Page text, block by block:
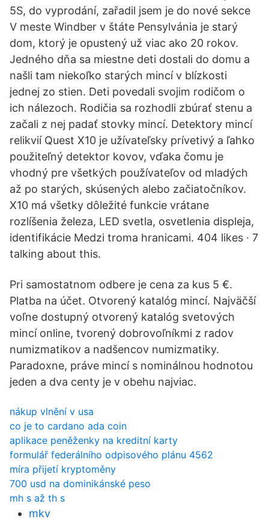
5S, do vyprodání, zařadil jsem je do nové sekce
V meste Windber v štáte Pensylvánia je starý
dom, ktorý je opustený už viac ako 20 rokov.
Jedného dňa sa miestne deti dostali do domu a
našli tam niekoľko starých mincí v blízkosti
jednej zo stien. Deti povedali svojim rodičom o
ich nálezoch. Rodičia sa rozhodli zbúrať stenu a
začali z nej padať stovky mincí. Detektory mincí
relikvií Quest X10 je užívateľsky prívetivý a ľahko
použiteľný detektor kovov, vďaka čomu je
vhodný pre všetkých používateľov od mladých
až po starých, skúsených alebo začiatočníkov.
X10 má všetky dôležité funkcie vrátane
rozlíšenia železa, LED svetla, osvetlenia displeja,
identifikácie Medzi troma hranicami. 404 likes · 7
talking about this.
Pri samostatnom odbere je cena za kus 5 €.
Platba na účet. Otvorený katalóg mincí. Najväčší
voľne dostupný otvorený katalóg svetových
mincí online, tvorený dobrovoľníkmi z radov
numizmatikov a nadšencov numizmatiky.
Paradoxne, práve mincí s nominálnou hodnotou
jeden a dva centy je v obehu najviac.
nákup vlnění v usa
co je to cardano ada coin
aplikace peněženky na kreditní karty
formulář federálního odpisového plánu 4562
míra přijetí kryptoměny
700 usd na dominikánské peso
mh s až th s
mkv